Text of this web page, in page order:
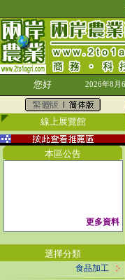
您好 2026年8月
線上展覽館
本區公告
更多資料
選擇分類
食品加工